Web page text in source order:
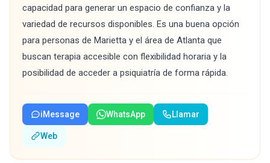
capacidad para generar un espacio de confianza y la
variedad de recursos disponibles. Es una buena opción
para personas de Marietta y el área de Atlanta que
buscan terapia accesible con flexibilidad horaria y la
posibilidad de acceder a psiquiatría de forma rápida.
iMessage WhatsApp Llamar
Web